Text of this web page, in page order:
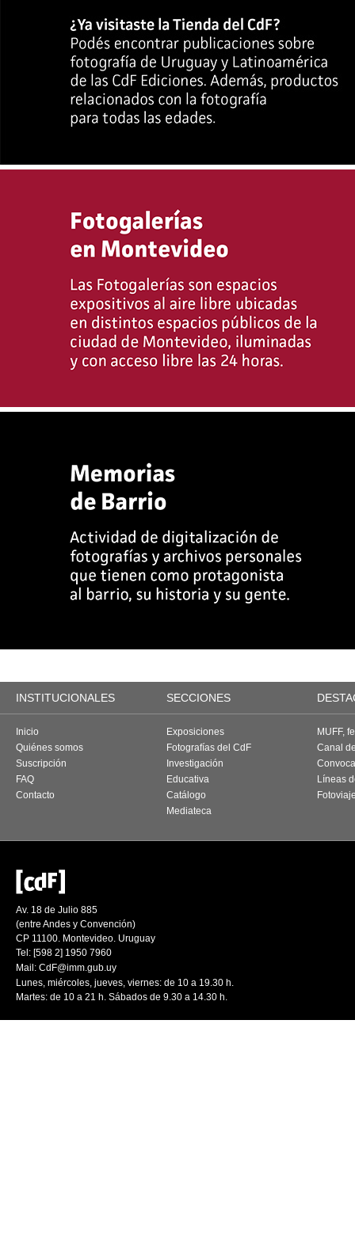
INSTITUCIONALES SECCIONES
Inicio
Quiénes somos
Suscripción
FAQ
Contacto
Exposiciones
Fotografías del CdF
Investigación
Educativa
Catálogo
Mediateca
MUFF,
Canal
Líneas
Av. 18 de Julio 885
(entre Andes y Convención)
CP 11100. Montevideo. Uruguay
Tel: [598 2] 1950 7960
Mail: CdF@imm.gub.uy
Lunes, miércoles, jueves, viernes: de 10 a 19.30 h.
Martes: de 10 a 21 h. Sábados de 9.30 a 14.30 h.